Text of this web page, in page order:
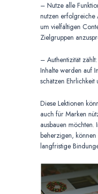
– Nutze alle
nutzen erfolgreiche
um vielfältigen
Zielgruppen
– Authentizität
Inhalte werden auf
schätzen Ehrlichkeit
Diese Lektionen
auch für Marken
ausbauen möchten.
beherzigen,
langfristige